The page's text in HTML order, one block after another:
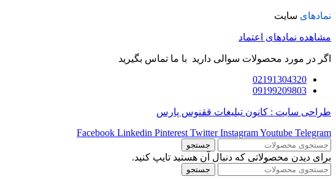
نمادهای سایت
مشاهده نمادهای اعتماد
اگر در مورد محصولات سوالی دارید با ما تماس بگیرید
02191304320
09199209803
طراحی سایت : کانون تبلیغات ققنوس پارس
Facebook Linkedin Pinterest Twitter InstagramYoutube Telegram
جستجو
برای دیدن محصولاتی که دنبال آن هستید تایپ کنید.
جستجو